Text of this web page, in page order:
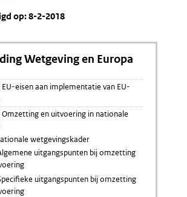
op: 8-2-2018
Wetgeving en Europa
EU-eisen aan implementatie van EU-
Omzetting en uitvoering in nationale
wetgevingskader
uitgangspunten bij omzetting
uitgangspunten bij omzetting